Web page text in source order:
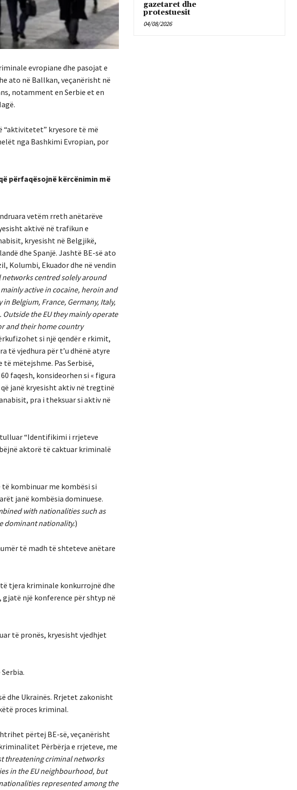
evropiane dhe pasojat e
ato në Ballkan, veçanërisht në
notamment en Serbie et en
“aktivitetet” kryesore të më
nga Bashkimi Evropian, por
përfaqësojnë kërcënimin më
vetëm rreth anëtarëve
aktivë në trafikun e
kryesisht në Belgjikë,
dhe Spanjë. Jashtë BE-së ato
Kolumbi, Ekuador dhe në vendin
networks centred solely around
active in cocaine, heroin and
Belgium, France, Germany, Italy,
the EU they mainly operate
and their home country
si një qendër e rkimit,
të vjedhura për t’u dhënë atyre
mëtejshme. Pas Serbisë,
faqesh, konsideorhen si « figura
janë kryesisht aktiv në tregtinë
pra i theksuar si aktiv në
“Identifikimi i rrjeteve
aktorë të caktuar kriminalë
kombinuar me kombësi si
janë kombësia dominuese.
with nationalities such as
dominant nationality.)
të madh të shteteve anëtare
tjera kriminale konkurrojnë dhe
një konference për shtyp në
të pronës, kryesisht vjedhjet
dhe Ukrainës. Rrjetet zakonisht
proces kriminal.
përtej BE-së, veçanërisht
Përbërja e rrjeteve, me
threatening criminal networks
in the EU neighbourhood, but
represented among the
gazetaret dhe
protestuesit
04/08/2026